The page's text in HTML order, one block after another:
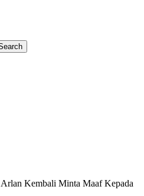
Kembali Minta Maaf Kepada